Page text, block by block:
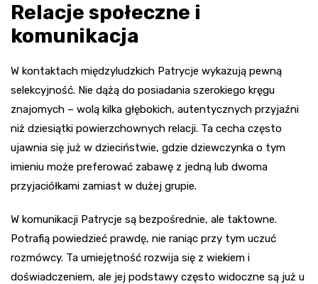
Relacje społeczne i
komunikacja
W kontaktach międzyludzkich Patrycje wykazują pewną
selekcyjność. Nie dążą do posiadania szerokiego kręgu
znajomych – wolą kilka głębokich, autentycznych przyjaźni
niż dziesiątki powierzchownych relacji. Ta cecha często
ujawnia się już w dzieciństwie, gdzie dziewczynka o tym
imieniu może preferować zabawę z jedną lub dwoma
przyjaciółkami zamiast w dużej grupie.
W komunikacji Patrycje są bezpośrednie, ale taktowne.
Potrafią powiedzieć prawdę, nie raniąc przy tym uczuć
rozmówcy. Ta umiejętność rozwija się z wiekiem i
doświadczeniem, ale jej podstawy często widoczne są już u